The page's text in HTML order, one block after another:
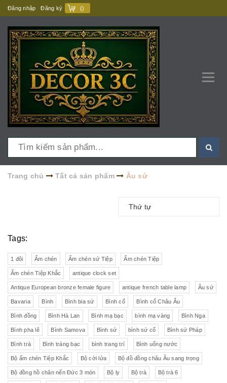
Đăng nhập Đăng ký ()
Trang chủ Tất cả sản phẩm Âu sứ
Thứ tự
Tags:
1 đôi Ấm chén Ấm chén sứ Tiệp Ấm chén Tiệp
Ấm chén Tiệp Khắc antique clock set
Antique European bronze female figure antique french table lamp Âu sứ
Bavaria Bình Bình bia sứ Bình cổ Bình cổ Châu Âu
Bình đồng Bình Hà Lan Bình mạ bạc bình mạ vàng Bình Nga
Bình pha lê Bình Samova Bình sứ bình sứ cổ Bình sứ Pháp
Bình trà Bình tráng bạc bình trang trí Bình uống nước
Bộ ấm chén Tiệp Khắc Bộ cời lửa Bộ đồ đồng châu Âu sang trọng
Bộ đồng hồ chân nến Đức 3 món Bộ ly Bộ trà Bộ trà 6